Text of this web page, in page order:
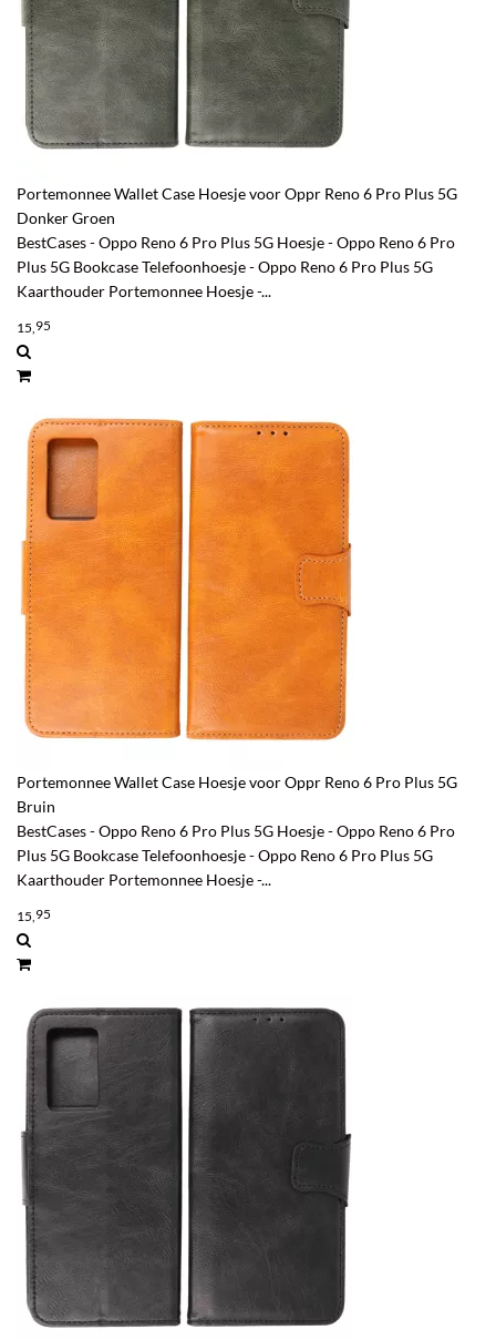
Portemonnee Wallet Case Hoesje voor Oppr Reno 6 Pro Plus 5G
Donker Groen
BestCases - Oppo Reno 6 Pro Plus 5G Hoesje - Oppo Reno 6 Pro
Plus 5G Bookcase Telefoonhoesje - Oppo Reno 6 Pro Plus 5G
Kaarthouder Portemonnee Hoesje -...
15,95
Portemonnee Wallet Case Hoesje voor Oppr Reno 6 Pro Plus 5G
Bruin
BestCases - Oppo Reno 6 Pro Plus 5G Hoesje - Oppo Reno 6 Pro
Plus 5G Bookcase Telefoonhoesje - Oppo Reno 6 Pro Plus 5G
Kaarthouder Portemonnee Hoesje -...
15,95